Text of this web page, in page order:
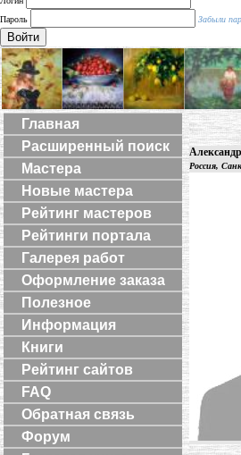
Пароль
Забыли
Войти
Главная
Расширенный поиск
Мастера
Новые мастера
Рейтинг мастеров
Рейтинги портала
Галерея работ
Оформление заказа
Полезное
Информация
Книги
Рейтинг сайтов
FAQ
Обратная связь
Форум
Россия,